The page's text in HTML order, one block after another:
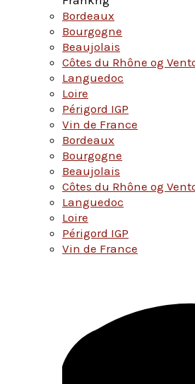
Bordeaux
Bourgogne
Beaujolais
Côtes du Rhône og
Languedoc
Loire
Périgord IGP
Vin de France
Bordeaux
Bourgogne
Beaujolais
Côtes du Rhône og
Languedoc
Loire
Périgord IGP
Vin de France